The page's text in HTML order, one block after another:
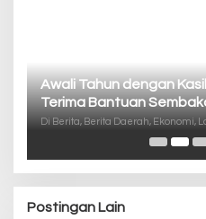
Postingan Lain